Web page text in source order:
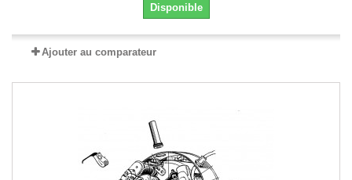
Disponible
Ajouter au comparateur